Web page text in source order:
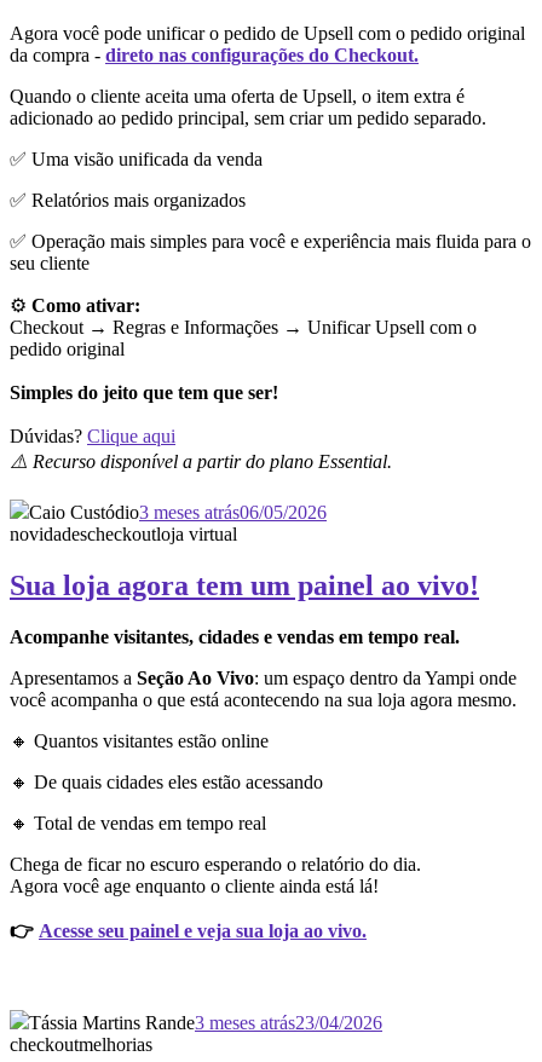
Agora você pode unificar o pedido de Upsell com o pedido original
da compra - direto nas configurações do Checkout.
Quando o cliente aceita uma oferta de Upsell, o item extra é
adicionado ao pedido principal, sem criar um pedido separado.
✅ Uma visão unificada da venda
✅ Relatórios mais organizados
✅ Operação mais simples para você e experiência mais fluida para o
seu cliente
⚙️ Como ativar:
Checkout → Regras e Informações → Unificar Upsell com o
pedido original
Simples do jeito que tem que ser!
Dúvidas? Clique aqui
⚠️ Recurso disponível a partir do plano Essential.
Caio Custódio3 meses atrás06/05/2026
novidadescheckoutloja virtual
Sua loja agora tem um painel ao vivo!
Acompanhe visitantes, cidades e vendas em tempo real.
Apresentamos a Seção Ao Vivo: um espaço dentro da Yampi onde
você acompanha o que está acontecendo na sua loja agora mesmo.
🔸 Quantos visitantes estão online
🔸 De quais cidades eles estão acessando
🔸 Total de vendas em tempo real
Chega de ficar no escuro esperando o relatório do dia.
Agora você age enquanto o cliente ainda está lá!
👉 Acesse seu painel e veja sua loja ao vivo.
Tássia Martins Rande3 meses atrás23/04/2026
checkoutmelhorias